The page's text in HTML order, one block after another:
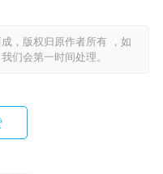
，版权归原作者所有 ，如
们会第一时间处理。